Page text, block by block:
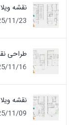
نقشه
11/23
طراحی نقشه ویلا 2026 |
11/16
نقشه ویلا مدرن عرض
11/09